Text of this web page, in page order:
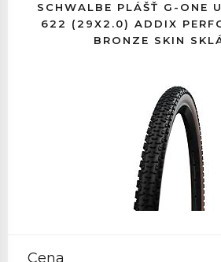
SCHWALBE PLÁŠŤ G-ONE
622 (29X2.0) ADDIX
BRONZE SKIN
Cena